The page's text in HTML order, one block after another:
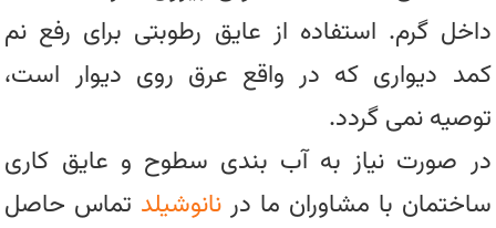
داخل گرم. استفاده از عایق رطوبتی برای رفع نم
کمد دیواری که در واقع عرق روی دیوار است،
توصیه نمی گردد.
در صورت نیاز به آب بندی سطوح و عایق کاری
ساختمان با مشاوران ما در نانوشیلد تماس حاصل